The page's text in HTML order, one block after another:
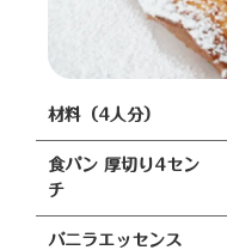
材料（4人分）
食パン 厚切り4セン
チ
バニラエッセンス